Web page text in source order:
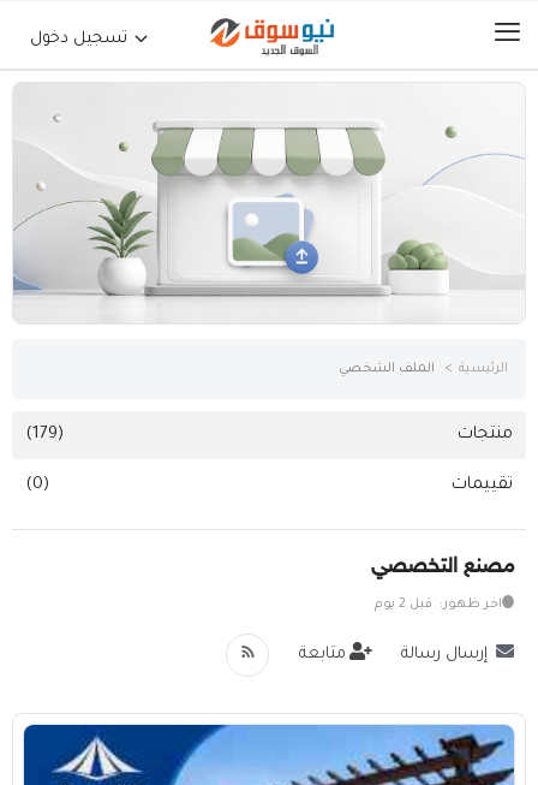
تسجيل دخول
الرئيسية
جوالات أجهزة لوحية
أثاث وديكورات
خدمات
اتفاقية الاستخدام
الشروط & السياسات
الرئيسية الملف الشخصي
منتجات (179)
تقييمات (0)
مصنع التخصصي
اخر ظهور: قبل 2 يوم
إرسال رسالة متابعة